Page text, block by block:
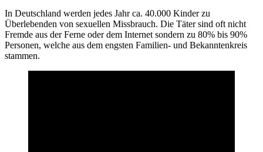
In Deutschland werden jedes Jahr ca. 40.000 Kinder zu
Überlebenden von sexuellen Missbrauch. Die Täter sind oft nicht
Fremde aus der Ferne oder dem Internet sondern zu 80% bis 90%
Personen, welche aus dem engsten Familien- und Bekanntenkreis
stammen.